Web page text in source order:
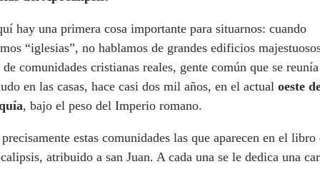
hay una primera cosa importante para situarnos: cuando
“iglesias”, no hablamos de grandes edificios
de comunidades cristianas reales, gente común que se
en las casas, hace casi dos mil años, en el actual oeste
, bajo el peso del Imperio romano.
estas comunidades las que aparecen en el libro
atribuido a san Juan. A cada una se le dedica una